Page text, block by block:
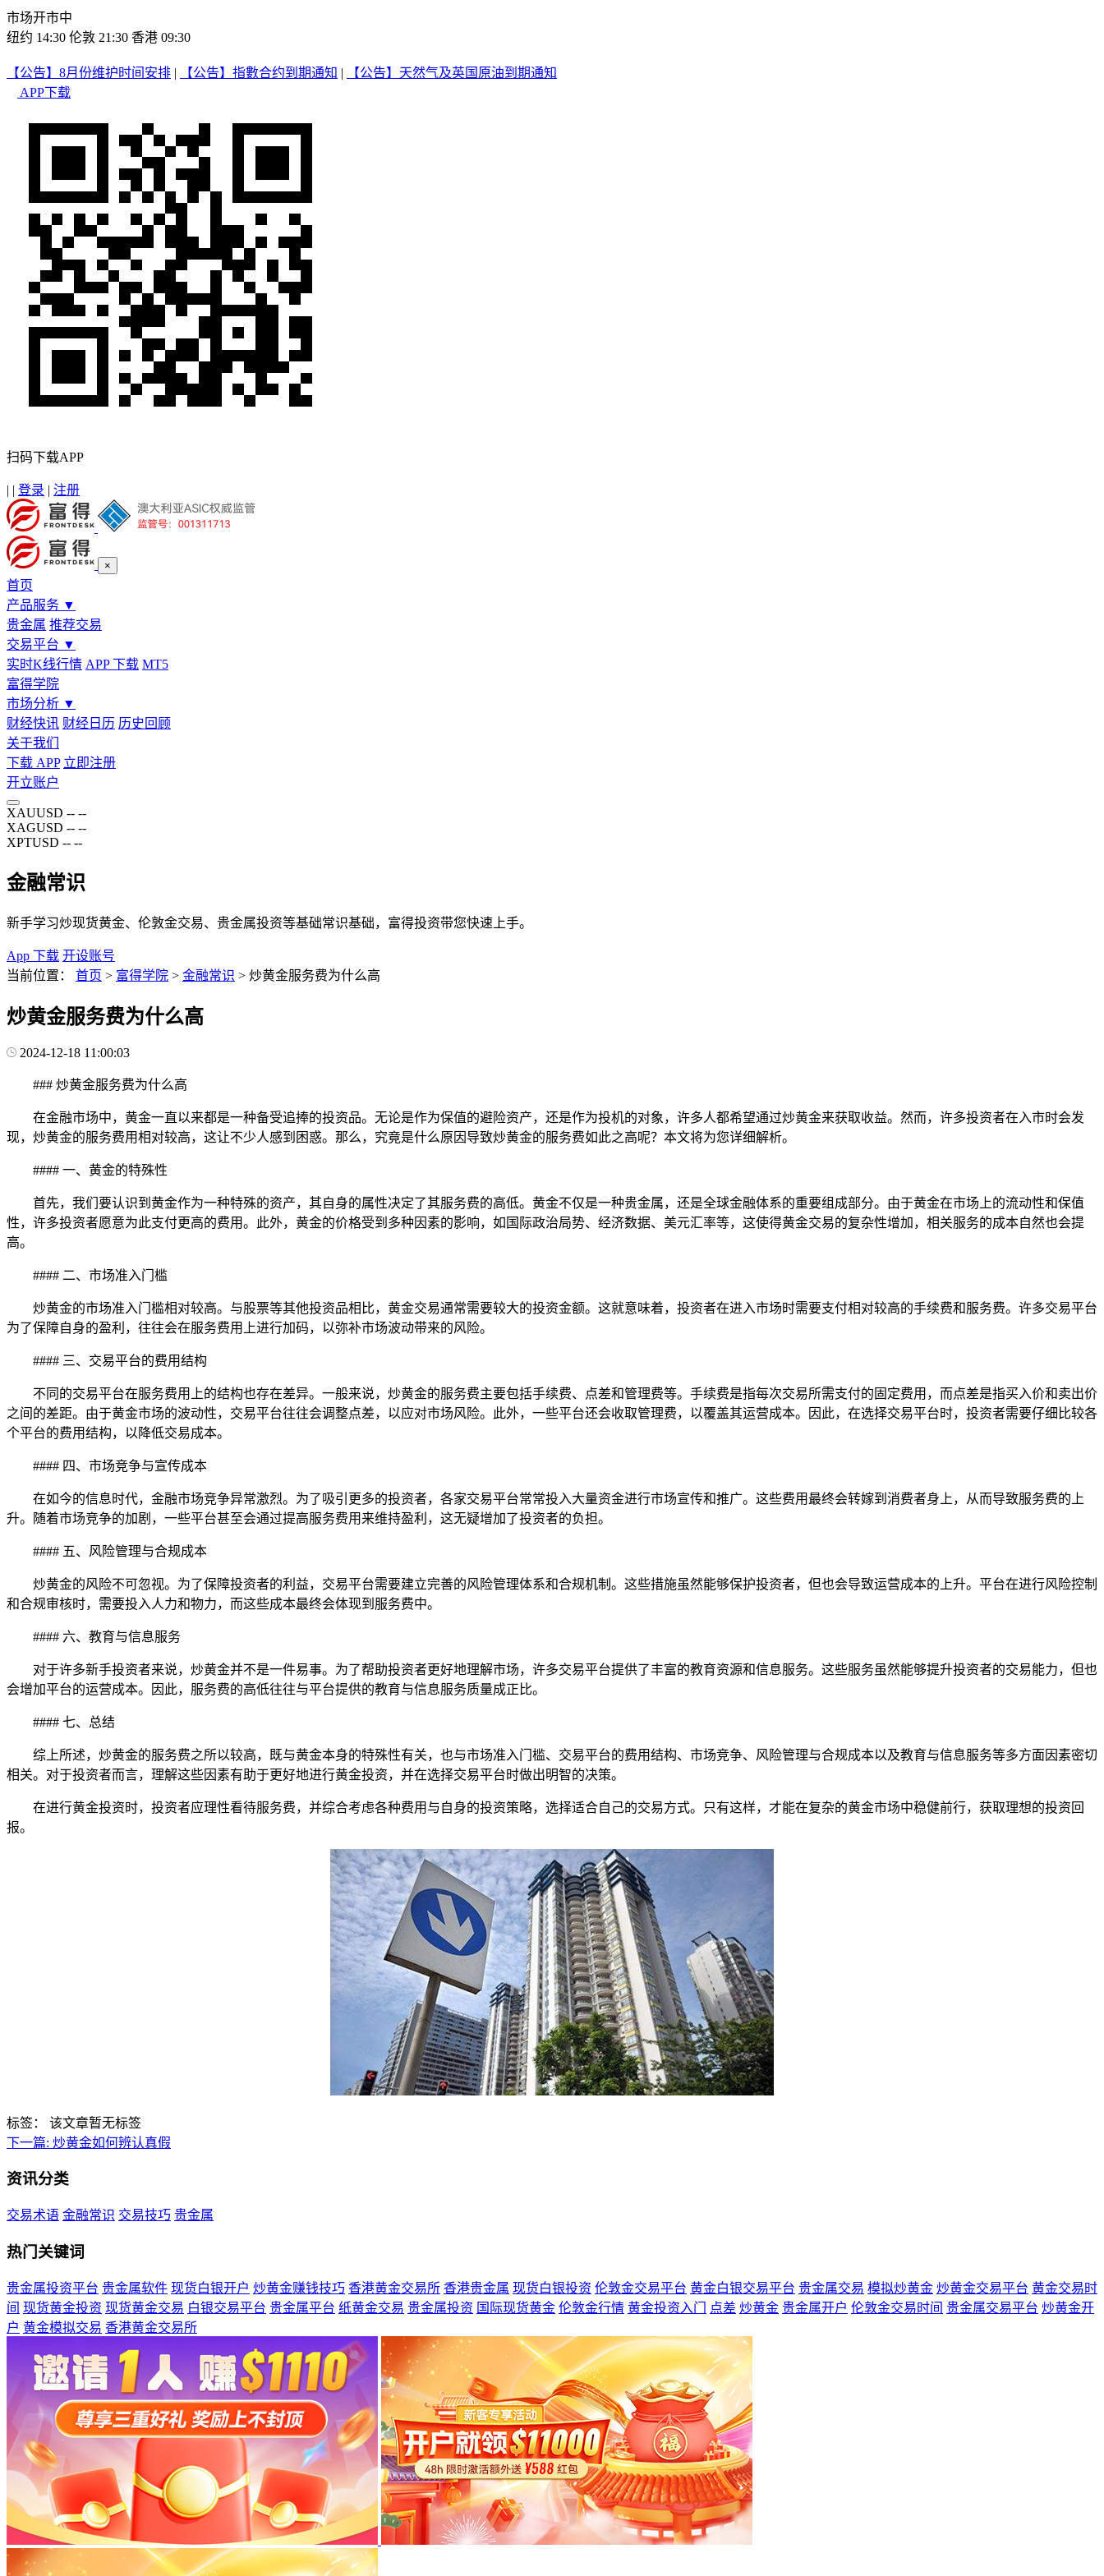
市场开市中
纽约 14:30 伦敦 21:30 香港 09:30
【公告】8月份维护时间安排 | 【公告】指數合约到期通知 |
【公告】天然气及英国原油到期通知
APP下载
扫码下载APP
| | 登录 | 注册
×
首页
产品服务 ▼
贵金属 推荐交易
交易平台 ▼
实时K线行情 APP 下载 MT5
富得学院
市场分析 ▼
财经快讯 财经日历 历史回顾
关于我们
下载 APP 立即注册
开立账户
XAUUSD -- --
XAGUSD -- --
XPTUSD -- --
金融常识
新手学习炒现货黄金、伦敦金交易、贵金属投资等基础常识基础，富得投资带您快速上手。
App 下载 开设账号
当前位置：
首页 > 富得学院 > 金融常识 > 炒黄金服务费为什么高
炒黄金服务费为什么高
2024-12-18 11:00:03
### 炒黄金服务费为什么高
在金融市场中，黄金一直以来都是一种备受追捧的投资品。无论是作为保值的避险资产，还是作为投机的对象，许多人都希望通过炒黄金来获取收益。然而，许多投资者在入市时会发
现，炒黄金的服务费用相对较高，这让不少人感到困惑。那么，究竟是什么原因导致炒黄金的服务费如此之高呢？本文将为您详细解析。
#### 一、黄金的特殊性
首先，我们要认识到黄金作为一种特殊的资产，其自身的属性决定了其服务费的高低。黄金不仅是一种贵金属，还是全球金融体系的重要组成部分。由于黄金在市场上的流动性和保值
性，许多投资者愿意为此支付更高的费用。此外，黄金的价格受到多种因素的影响，如国际政治局势、经济数据、美元汇率等，这使得黄金交易的复杂性增加，相关服务的成本自然也会提
高。
#### 二、市场准入门槛
炒黄金的市场准入门槛相对较高。与股票等其他投资品相比，黄金交易通常需要较大的投资金额。这就意味着，投资者在进入市场时需要支付相对较高的手续费和服务费。许多交易平台
为了保障自身的盈利，往往会在服务费用上进行加码，以弥补市场波动带来的风险。
#### 三、交易平台的费用结构
不同的交易平台在服务费用上的结构也存在差异。一般来说，炒黄金的服务费主要包括手续费、点差和管理费等。手续费是指每次交易所需支付的固定费用，而点差是指买入价和卖出价
之间的差距。由于黄金市场的波动性，交易平台往往会调整点差，以应对市场风险。此外，一些平台还会收取管理费，以覆盖其运营成本。因此，在选择交易平台时，投资者需要仔细比较各
个平台的费用结构，以降低交易成本。
#### 四、市场竞争与宣传成本
在如今的信息时代，金融市场竞争异常激烈。为了吸引更多的投资者，各家交易平台常常投入大量资金进行市场宣传和推广。这些费用最终会转嫁到消费者身上，从而导致服务费的上
升。随着市场竞争的加剧，一些平台甚至会通过提高服务费用来维持盈利，这无疑增加了投资者的负担。
#### 五、风险管理与合规成本
炒黄金的风险不可忽视。为了保障投资者的利益，交易平台需要建立完善的风险管理体系和合规机制。这些措施虽然能够保护投资者，但也会导致运营成本的上升。平台在进行风险控制
和合规审核时，需要投入人力和物力，而这些成本最终会体现到服务费中。
#### 六、教育与信息服务
对于许多新手投资者来说，炒黄金并不是一件易事。为了帮助投资者更好地理解市场，许多交易平台提供了丰富的教育资源和信息服务。这些服务虽然能够提升投资者的交易能力，但也
会增加平台的运营成本。因此，服务费的高低往往与平台提供的教育与信息服务质量成正比。
#### 七、总结
综上所述，炒黄金的服务费之所以较高，既与黄金本身的特殊性有关，也与市场准入门槛、交易平台的费用结构、市场竞争、风险管理与合规成本以及教育与信息服务等多方面因素密切
相关。对于投资者而言，理解这些因素有助于更好地进行黄金投资，并在选择交易平台时做出明智的决策。
在进行黄金投资时，投资者应理性看待服务费，并综合考虑各种费用与自身的投资策略，选择适合自己的交易方式。只有这样，才能在复杂的黄金市场中稳健前行，获取理想的投资回
报。
标签：
该文章暂无标签
下一篇: 炒黄金如何辨认真假
资讯分类
交易术语 金融常识 交易技巧 贵金属
热门关键词
贵金属投资平台 贵金属软件 现货白银开户 炒黄金赚钱技巧 香港黄金交易所 香港贵金属 现货白银投资 伦敦金交易平台 黄金白银交易平台 贵金属交易 模拟炒黄金 炒黄金交易平台 黄金交易时
间 现货黄金投资 现货黄金交易 白银交易平台 贵金属平台 纸黄金交易 贵金属投资 国际现货黄金 伦敦金行情 黄金投资入门 点差 炒黄金 贵金属开户 伦敦金交易时间 贵金属交易平台 炒黄金开
户 黄金模拟交易 香港黄金交易所